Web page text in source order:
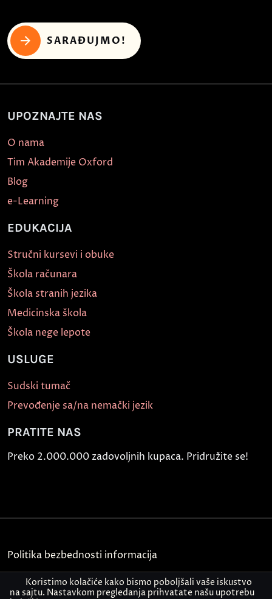
SARAĐUJMO!
UPOZNAJTE NAS
O nama
Tim Akademije Oxford
Blog
e-Learning
EDUKACIJA
Stručni kursevi i obuke
Škola računara
Škola stranih jezika
Medicinska škola
Škola nege lepote
USLUGE
Sudski tumač
Prevođenje sa/na nemački jezik
PRATITE NAS
Preko 2.000.000 zadovoljnih kupaca. Pridružite se!
Politika bezbednosti informacija
Kontakt
Koristimo kolačiće kako bismo poboljšali vaše iskustvo
na sajtu. Nastavkom pregledanja prihvatate našu upotrebu